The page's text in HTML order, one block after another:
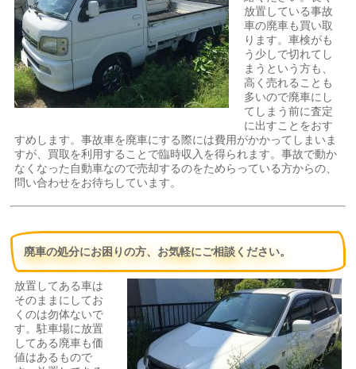
放置している事故
車の廃車も買い取
ります。車検がも
う少しで切れてし
まうという方も、
高く売れることも
多いので廃車にし
てしまう前に査定
に出すことをおす
すめします。事故車を廃車にする際には費用がかかってしまいま
すが、買取を利用することで臨時収入を得られます。事故で動か
なくなった自動車なので売却するのをためらっている方からの、
問い合わせをお待ちしています。
廃車の処分にお困りの方、お気軽にご相談ください。
放置してある車は
そのままにしてお
くのは勿体ないで
す。駐車場に放置
してある廃車も価
値はあるもので